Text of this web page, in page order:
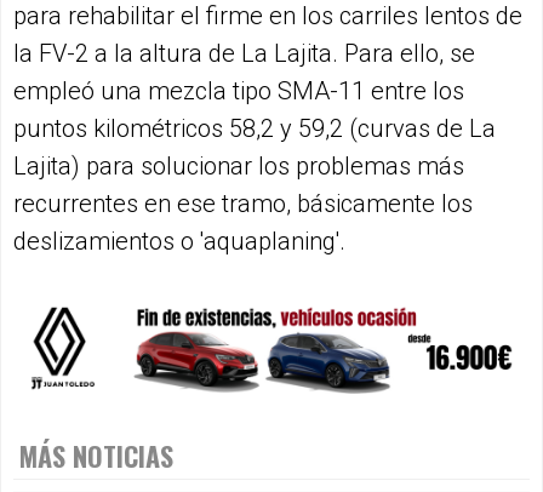
para rehabilitar el firme en los carriles lentos de
la FV-2 a la altura de La Lajita. Para ello, se
empleó una mezcla tipo SMA-11 entre los
puntos kilométricos 58,2 y 59,2 (curvas de La
Lajita) para solucionar los problemas más
recurrentes en ese tramo, básicamente los
deslizamientos o 'aquaplaning'.
MÁS NOTICIAS